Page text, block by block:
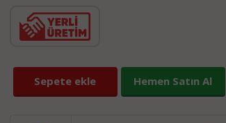
Sepete ekle Hemen Satın Al